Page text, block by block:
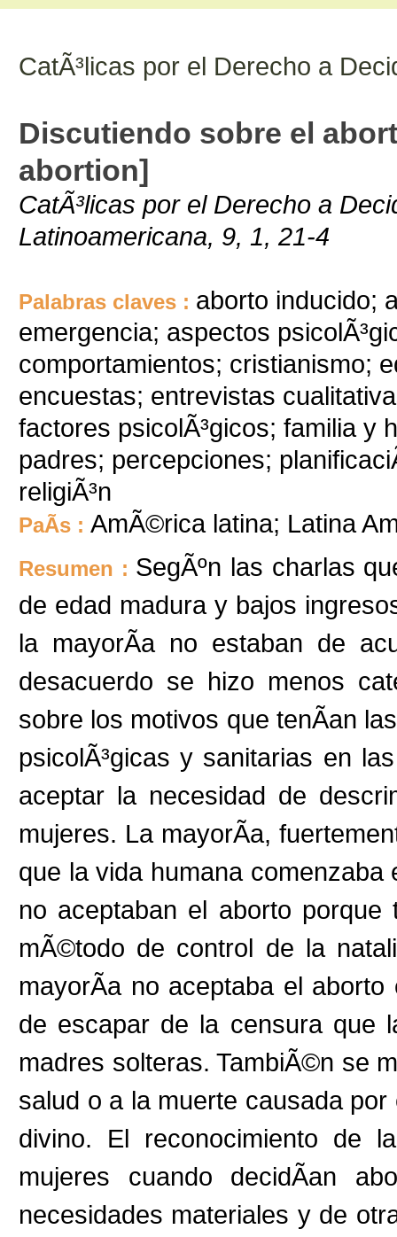
CatÃ³licas por el Derecho a
Discutiendo sobre el
abortion]
CatÃ³licas por el Derecho a
Latinoamericana, 9, 1, 21-4
Palabras claves : aborto inducido;
emergencia; aspectos
comportamientos; cristianismo;
encuestas; entrevistas
factores psicolÃ³gicos; familia y
padres; percepciones;
religiÃ³n
PaÃ­s : AmÃ©rica latina; Latina
Resumen : SegÃºn las charlas
de edad madura y bajos
la mayorÃ­a no estaban de
desacuerdo se hizo menos
sobre los motivos que tenÃ­an
psicolÃ³gicas y sanitarias en
aceptar la necesidad de
mujeres. La mayorÃ­a,
que la vida humana comenzaba
no aceptaban el aborto
mÃ©todo de control de la
mayorÃ­a no aceptaba el
de escapar de la censura que
madres solteras. TambiÃ©n se
salud o a la muerte causada
divino. El reconocimiento de
mujeres cuando decidÃ­an
necesidades materiales y de